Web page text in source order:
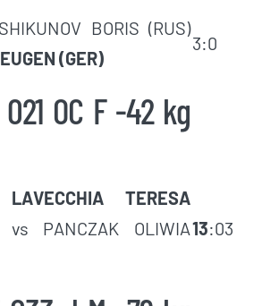
BORIS (RUS)
(GER)
3:0
021 OC F -42 kg
LAVECCHIA TERESA
PANCZAK OLIWIA13:03